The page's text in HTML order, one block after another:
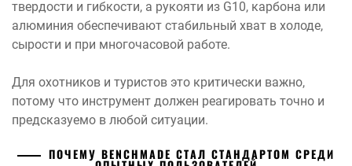
твердости и гибкости, а рукояти из G10, карбона или
алюминия обеспечивают стабильный хват в холоде,
сырости и при многочасовой работе.
Для охотников и туристов это критически важно,
потому что инструмент должен реагировать точно и
предсказуемо в любой ситуации.
ПОЧЕМУ BENCHMADE СТАЛ СТАНДАРТОМ СРЕДИ